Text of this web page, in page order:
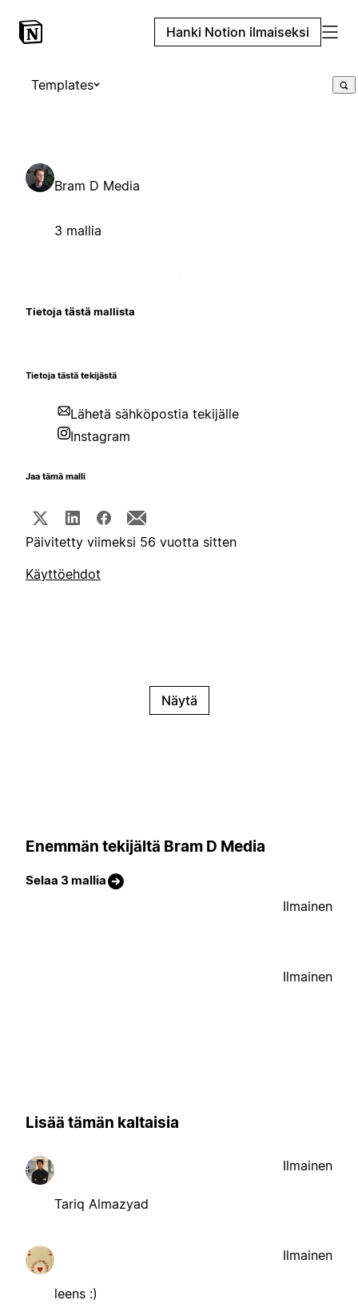
Hanki Notion ilmaiseksi
Templates
Bram D Media
3 mallia
Tietoja tästä mallista
Tietoja tästä tekijästä
Lähetä sähköpostia tekijälle
Instagram
Jaa tämä malli
Päivitetty viimeksi 56 vuotta sitten
Käyttöehdot
Näytä
Enemmän tekijältä Bram D Media
Selaa 3 mallia
Ilmainen
Ilmainen
Lisää tämän kaltaisia
Tariq Almazyad
Ilmainen
leens :)
Ilmainen